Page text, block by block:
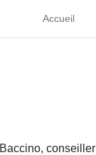
Accueil